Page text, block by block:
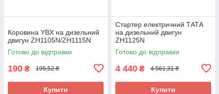
Коровина YBX на дизельний
двигун ZH1105N/ZH1115N
Готово до відправки
190 ₴ 195,52 ₴
Купити
Стартер електричний ТАТА
на дизельний двигун
ZH1125N
Готово до відправки
4 440 ₴ 4 561,31 ₴
Купити